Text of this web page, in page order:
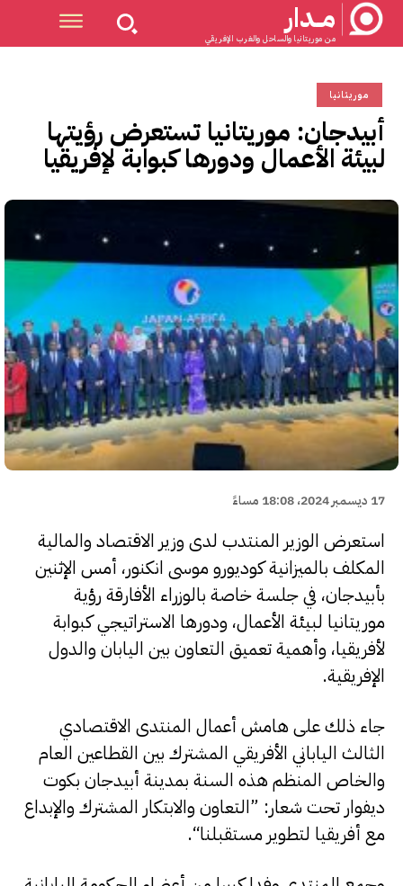
مــدار
من موريتانيا والساحل والغرب الإفريقي
موريتانيا
أبيدجان: موريتانيا تستعرض رؤيتها
لبيئة الأعمال ودورها كبوابة لإفريقيا
17 ديسمبر 2024، 18:08 مساءً
استعرض الوزير المنتدب لدى وزير الاقتصاد والمالية
المكلف بالميزانية كوديورو موسى انكنور، أمس الإثنين
بأبيدجان، في جلسة خاصة بالوزراء الأفارقة رؤية
موريتانيا لبيئة الأعمال، ودورها الاستراتيجي كبوابة
لأفريقيا، وأهمية تعميق التعاون بين اليابان والدول
الإفريقية.
جاء ذلك على هامش أعمال المنتدى الاقتصادي
الثالث الياباني الأفريقي المشترك بين القطاعين العام
والخاص المنظم هذه السنة بمدينة أبيدجان بكوت
ديفوار تحت شعار: ”التعاون والابتكار المشترك والإبداع
مع أفريقيا لتطوير مستقبلنا“.